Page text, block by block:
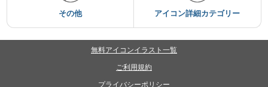
その他 アイコン詳細カテゴリー
無料アイコンイラスト一覧
ご利用規約
プライバシーポリシー